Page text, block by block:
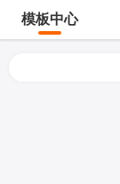
模板中心